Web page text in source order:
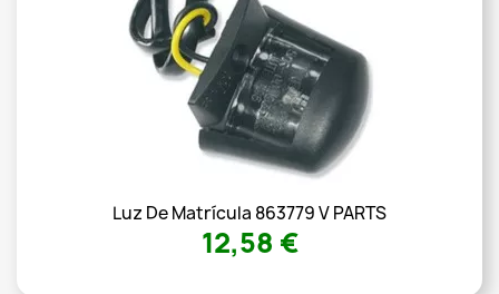
Luz De Matrícula 863779 V PARTS
12,58 €